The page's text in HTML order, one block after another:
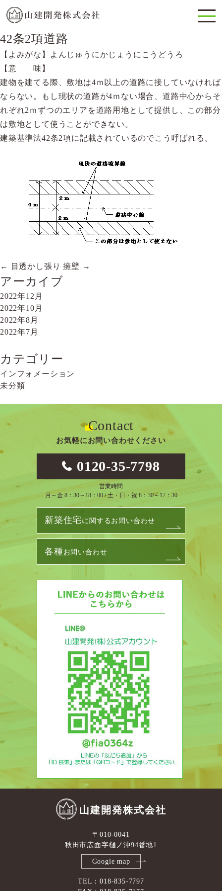
42条2項道路
【よみがな】よんじゅうにかじょうにこうどうろ
【意 味】
建物を建てる際、敷地は4ｍ以上の道路に接していなければ
ならない。もし現状の道路が4ｍない場合、道路中心からそ
れぞれ2ｍずつのエリアを道路用地として提供し、この部分
は敷地として使うことができない。
建築基準法42条2項に記載されているのでこう呼ばれる。
投
稿
ナ
ビ
ー
シ
← 目透かし張り 擁壁 →
アーカイブ
2022年12月
2022年10月
2022年8月
2022年7月
カテゴリー
インフォメーション
未分類
Contact
お気軽にお問い合わせください
0120-35-7798
営業時間
月～金 8：30～18：00 / 土・日・祝 8：30～17：30
新築住宅 に関するお問い合わせ
各種お問い合わせ
山建開発株式会社
〒010-0041
秋田市広面字樋ノ沖94番地1
Google map
TEL：018-835-7797